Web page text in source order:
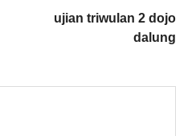
ujian triwulan 2 dojo
dalung